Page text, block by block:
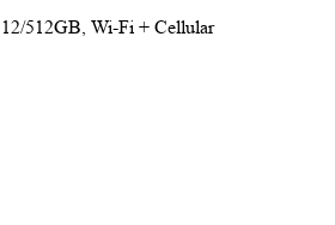
512GB, Wi-Fi + Cellular